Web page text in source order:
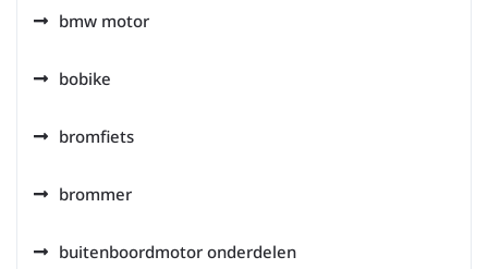
bmw motor
bobike
bromfiets
brommer
buitenboordmotor onderdelen